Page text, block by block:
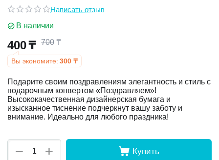
Написать отзыв
В наличии
400₸ 700 ₸
Вы экономите: 300 ₸
Подарите своим поздравлениям элегантность и стиль с
подарочным конвертом «Поздравляем»!
Высококачественная дизайнерская бумага и
изысканное тиснение подчеркнут вашу заботу и
внимание. Идеально для любого праздника!
+
− Купить